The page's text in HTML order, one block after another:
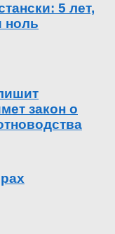
5 лет,
ноль
закон о